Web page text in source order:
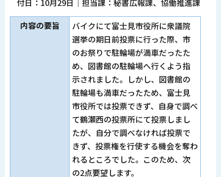
付日：10月29日｜担当課：秘書広報課、協働推進課
内容の要旨
バイクにて富士見市役所に衆議院
選挙の期日前投票に行った際、市
のお祭りで駐輪場が満車だったた
め、図書館の駐輪場へ行くよう指
示されました。しかし、図書館の
駐輪場も満車だったため、富士見
市役所では投票できず、自身で調べ
て鶴瀬西の投票所にて投票しまし
たが、自分で調べなければ投票で
きず、投票権を行使する機会を奪わ
れるところでした。このため、次
の2点要望します。